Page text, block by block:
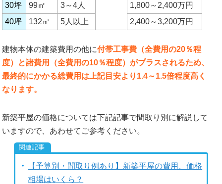
30坪
99㎡ 3～4人
1,800～2,400万円
40坪
132㎡ 5人以上 2,400～3,200万円
建物本体の建築費用の他に付帯工事費（全費用の20％程
度）と諸費用（全費用の10％程度）がプラスされるため、
最終的にかかる総費用は上記目安より1.4～1.5倍程度高く
なります。
新築平屋の価格については下記記事で間取り別に解説して
いますので、あわせてご参考ください。
【予算別・間取り例あり】新築平屋の費用、価格
相場はいくら？